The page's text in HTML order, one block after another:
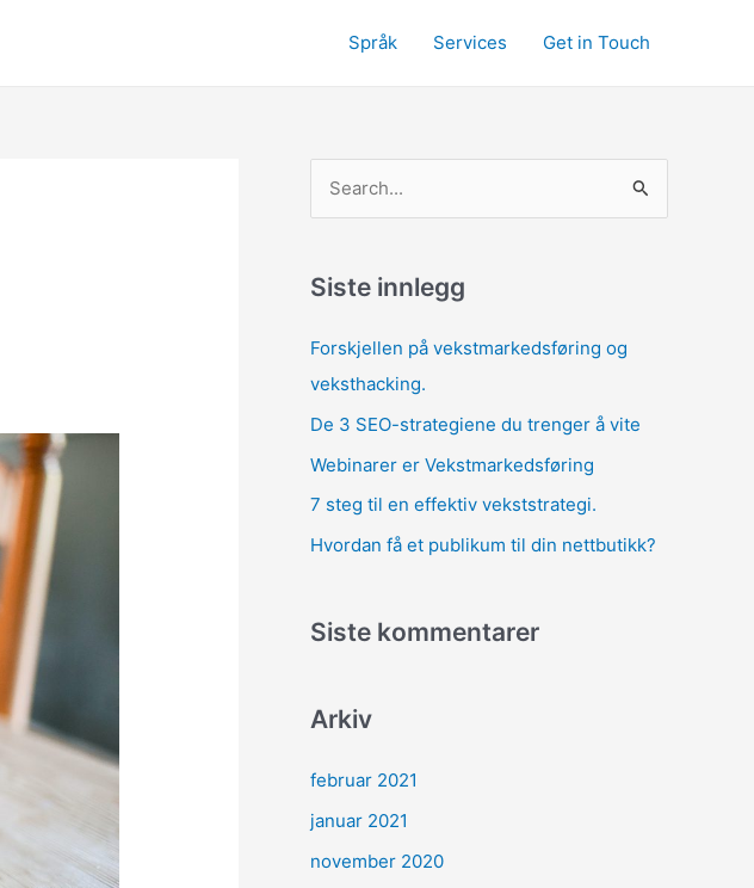
Språk Services Get in Touch
e
t
e
r
:
Siste innlegg
Forskjellen på vekstmarkedsføring og
veksthacking.
De 3 SEO-strategiene du trenger å vite
Webinarer er Vekstmarkedsføring
7 steg til en effektiv vekststrategi.
Hvordan få et publikum til din nettbutikk?
Siste kommentarer
Arkiv
februar 2021
januar 2021
november 2020